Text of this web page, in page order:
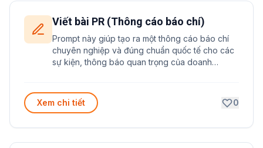
Viết bài PR (Thông cáo báo chí)
Prompt này giúp tạo ra một thông cáo báo chí
chuyên nghiệp và đúng chuẩn quốc tế cho các
sự kiện, thông báo quan trọng của doanh
của báo chí.
Xem chi tiết 0